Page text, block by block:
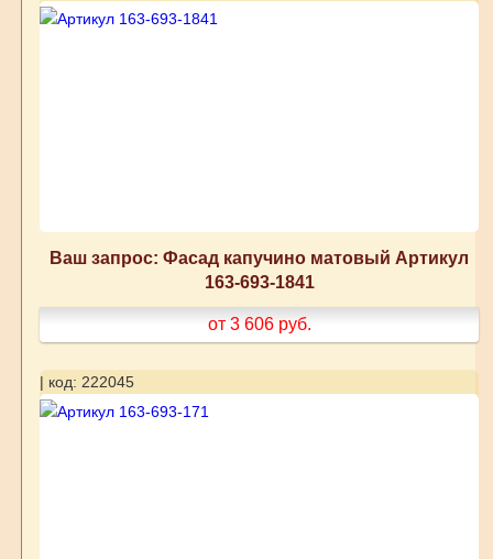
Ваш запрос: Фасад капучино матовый Артикул
163-693-1841
от 3 606 руб.
| код: 222045